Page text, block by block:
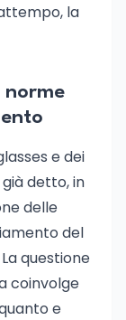
la
norme
e dei
detto, in
delle
del
questione
coinvolge
e